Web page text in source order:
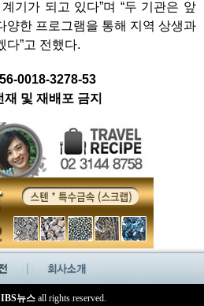
기가 되고 있다”며 “두 기관은 앞
양한 프로그램을 통해 지역 상생과
다”고 전했다.
0018-3278-53
및 재배포 금지
IBS뉴스 all rights reserved.